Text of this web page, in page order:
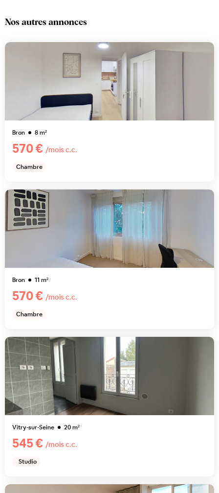
Nos autres annonces
Bron 8m²
570 € /mois c.c.
Chambre
Bron 11 m²
570 € /mois c.c.
Chambre
Vitry-sur-Seine 20m²
545 € /mois c.c.
Studio